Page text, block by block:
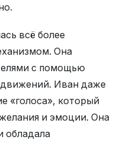
всё более
Она
с помощью
движений. Иван даже
«голоса», который
и эмоции. Она
обладала